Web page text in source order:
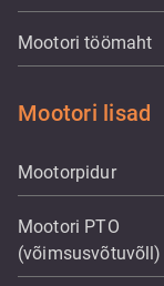
Mootori töömaht
Mootori lisad
Mootorpidur
Mootori PTO
(võimsusvõtuvõll)